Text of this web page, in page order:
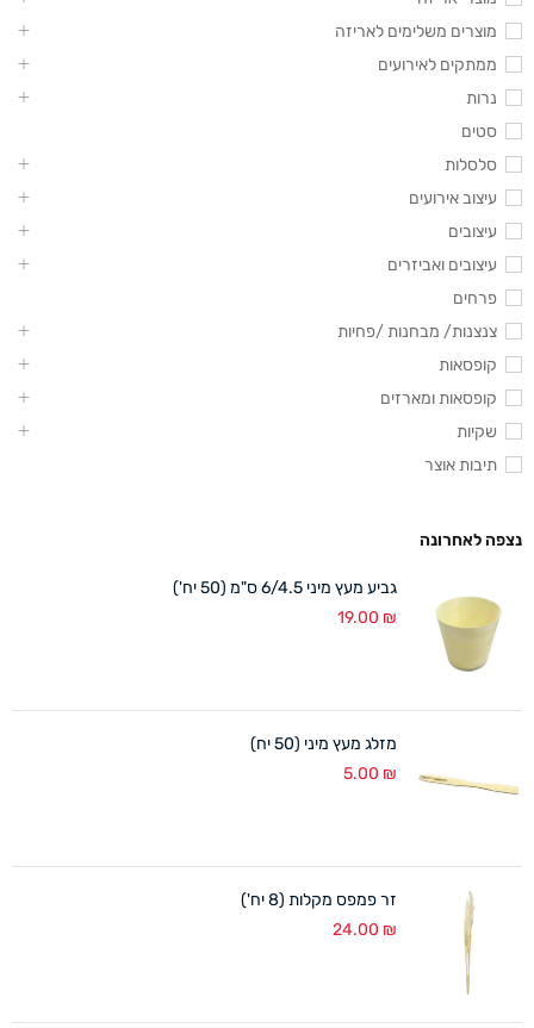
מוצרים משלימים לאריזה
ממתקים לאירועים
נרות
סטים
סלסלות
עיצוב אירועים
עיצובים
עיצובים ואביזרים
פרחים
צנצנות/ מבחנות /פחיות
קופסאות
קופסאות ומארזים
שקיות
תיבות אוצר
נצפה לאחרונה
גביע מעץ מיני 6/4.5 ס"מ (50 יח')
19.00 ₪
מזלג מעץ מיני (50 יח)
5.00 ₪
זר פמפס מקלות (8 יח')
24.00 ₪